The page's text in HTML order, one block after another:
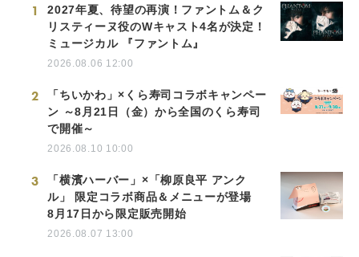
1
2027年夏、待望の再演！ファントム＆ク
リスティーヌ役のWキャスト4名が決定！
ミュージカル 『ファントム』
2026.08.06 12:00
2
「ちいかわ」×くら寿司コラボキャンペー
ン ～8月21日（金）から全国のくら寿司
で開催～
2026.08.10 10:00
3
「横濱ハーバー」×「柳原良平 アンク
ル」 限定コラボ商品＆メニューが登場
8月17日から限定販売開始
2026.08.07 13:00